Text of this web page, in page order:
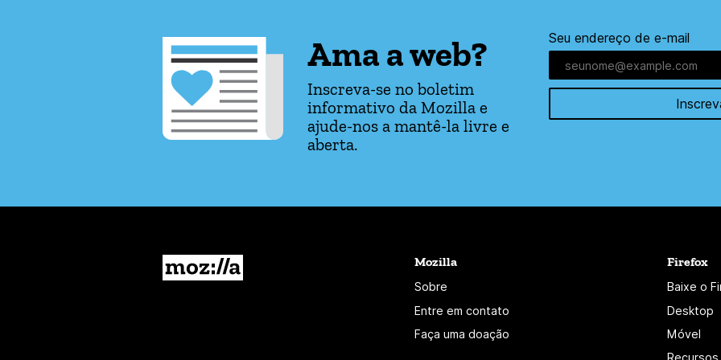
Ama a web?
Inscreva-se no boletim
informativo da Mozilla e
ajude-nos a mantê-la livre e
aberta.
Seu endereço de e-mail
Mozilla
Sobre
Entre em contato
Faça uma doação
Firefox
Baixe o
Desktop
Móvel